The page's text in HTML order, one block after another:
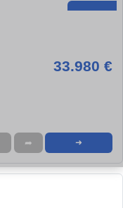
33.980 €
➦ ➜